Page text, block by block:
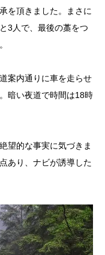
を頂きました。まさに
3人で、最後の藁をつ
案内通りに車を走らせ
暗い夜道で時間は18時
望的な事実に気づきま
あり、ナビが誘導した